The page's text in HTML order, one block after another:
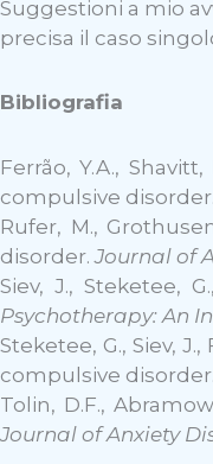
Suggestioni a mio
precisa il caso
Bibliografia
Ferrão, Y.A.,
compulsive
Rufer, M.,
disorder. Journal of
Siev, J., Steketee,
Psychotherapy: An
Steketee, G., Siev,
compulsive disorder.
Tolin, D.F.,
Journal of Anxiety